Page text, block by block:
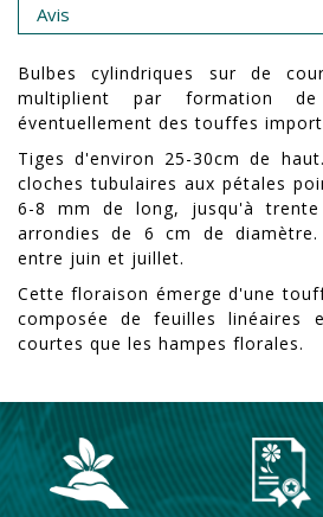
Avis
Bulbes cylindriques sur de
multiplient par formation
éventuellement des touffes
Tiges d'environ 25-30cm de
cloches tubulaires aux pétales
6-8 mm de long, jusqu'à
arrondies de 6 cm de diamètre.
entre juin et juillet.
Cette floraison émerge d'une
composée de feuilles linéaires
courtes que les hampes florales.